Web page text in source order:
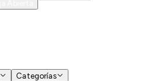
Categorías